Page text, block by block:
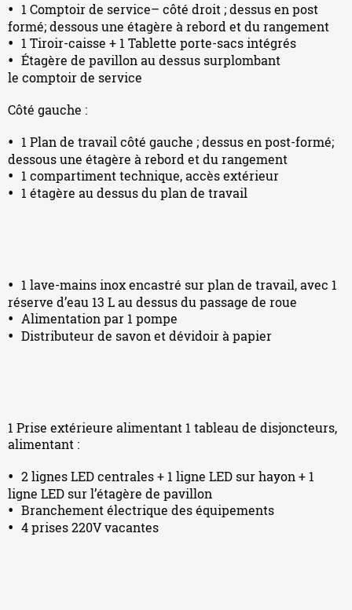
1 Comptoir de service– côté droit ; dessus en post
formé; dessous une étagère à rebord et du rangement
1 Tiroir-caisse + 1 Tablette porte-sacs intégrés
Étagère de pavillon au dessus surplombant
le comptoir de service
Côté gauche :
1 Plan de travail côté gauche ; dessus en post-formé;
dessous une étagère à rebord et du rangement
1 compartiment technique, accès extérieur
1 étagère au dessus du plan de travail
1 lave-mains inox encastré sur plan de travail, avec 1
réserve d’eau 13 L au dessus du passage de roue
Alimentation par 1 pompe
Distributeur de savon et dévidoir à papier
1 Prise extérieure alimentant 1 tableau de disjoncteurs,
alimentant :
2 lignes LED centrales + 1 ligne LED sur hayon + 1
ligne LED sur l’étagère de pavillon
Branchement électrique des équipements
4 prises 220V vacantes